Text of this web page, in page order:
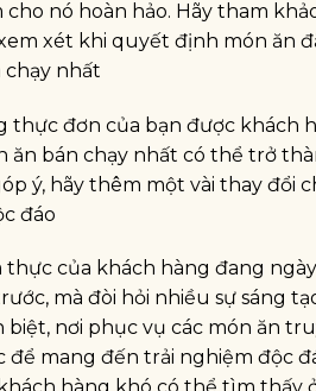
nó hoàn hảo. Hãy tham
xét khi quyết định món ăn
chạy nhất
thực đơn của bạn được khách
bán chạy nhất có thể trở
ý, hãy thêm một vài thay đổi
đáo
thực của khách hàng đang
mà đòi hỏi nhiều sự sáng
biệt, nơi phục vụ các món ăn
để mang đến trải nghiệm độc